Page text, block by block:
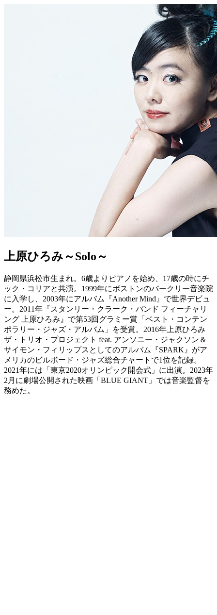
上原ひろみ～Solo～
静岡県浜松市生まれ。6歳よりピアノを始め、17歳の時にチ
ック・コリアと共演。1999年にボストンのバークリー音楽院
に入学し、2003年にアルバム『Another Mind』で世界デビュ
ー。2011年『スタンリー・クラーク・バンド フィーチャリ
ング 上原ひろみ』で第53回グラミー賞「ベスト・コンテン
ポラリー・ジャズ・アルバム」を受賞。2016年上原ひろみ
ザ・トリオ・プロジェクト feat. アンソニー・ジャクソン＆
サイモン・フィリップスとしてのアルバム『SPARK』がア
メリカのビルボード・ジャズ総合チャートで1位を記録。
2021年には「東京2020オリンピック開会式」に出演。2023年
2月に劇場公開された映画「BLUE GIANT」では音楽監督を
務めた。